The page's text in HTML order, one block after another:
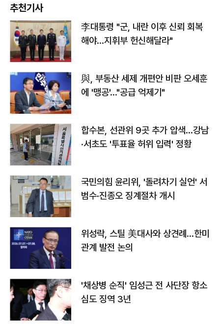
추천기사
李대통령 "군, 내란 이후 신뢰 회복
해야…지휘부 헌신해달라"
與, 부동산 세제 개편안 비판 오세훈
에 '맹공'…"공급 억제기"
합수본, 선관위 9곳 추가 압색…강남
·서초도 '투표율 허위 입력' 정황
국민의힘 윤리위, '돌려차기 실언' 서
범수·진종오 징계절차 개시
위성락, 스틸 美대사와 상견례…한미
관계 발전 논의
'채상병 순직' 임성근 전 사단장 항소
심도 징역 3년